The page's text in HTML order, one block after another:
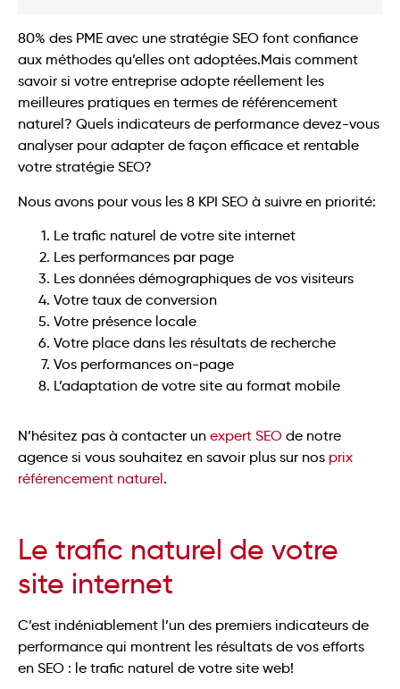
80% des PME avec une stratégie SEO font confiance
aux méthodes qu’elles ont adoptées.Mais comment
savoir si votre entreprise adopte réellement les
meilleures pratiques en termes de référencement
naturel? Quels indicateurs de performance devez-vous
analyser pour adapter de façon efficace et rentable
votre stratégie SEO?
Nous avons pour vous les 8 KPI SEO à suivre en priorité:
Le trafic naturel de votre site internet
Les performances par page
Les données démographiques de vos visiteurs
Votre taux de conversion
Votre présence locale
Votre place dans les résultats de recherche
Vos performances on-page
L’adaptation de votre site au format mobile
N’hésitez pas à contacter un expert SEO de notre
agence si vous souhaitez en savoir plus sur nos prix
référencement naturel .
Le trafic naturel de votre
site internet
C’est indéniablement l’un des premiers indicateurs de
performance qui montrent les résultats de vos efforts
en SEO : le trafic naturel de votre site web!